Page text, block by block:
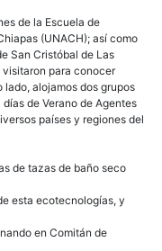
de la Escuela de
(UNACH); así como
San Cristóbal de Las
visitaron para conocer
lado, alojamos dos grupos
de Verano de Agentes
países y regiones del
de tazas de baño seco
esta ecotecnologías, y
en Comitán de